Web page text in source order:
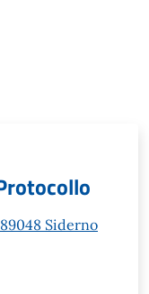
Siderno